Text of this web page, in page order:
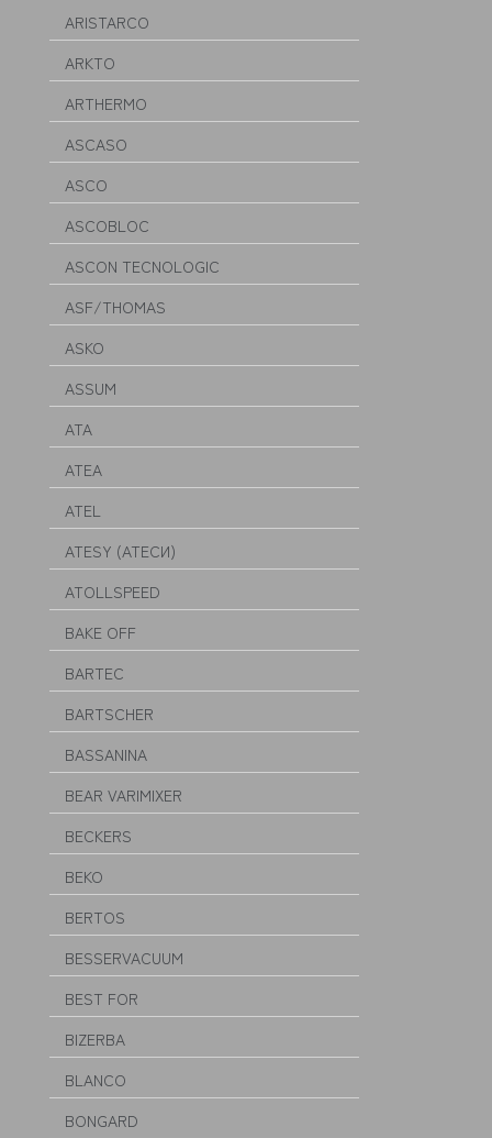
ARISTARCO
ARKTO
ARTHERMO
ASCASO
ASCO
ASCOBLOC
ASCON TECNOLOGIC
ASF/THOMAS
ASKO
ASSUM
ATA
ATEA
ATEL
ATESY (АТЕСИ)
ATOLLSPEED
BAKE OFF
BARTEC
BARTSCHER
BASSANINA
BEAR VARIMIXER
BECKERS
BEKO
BERTOS
BESSERVACUUM
BEST FOR
BIZERBA
BLANCO
BONGARD